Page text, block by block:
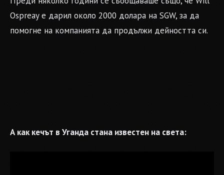
Ospreay е дарил около 2000 долара на SGW, за да
помогне на компанията да продължи дейността си.
А как кечът в Уганда стана известен на света: